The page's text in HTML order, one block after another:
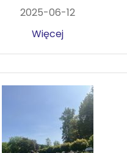
2025-06-12
Więcej